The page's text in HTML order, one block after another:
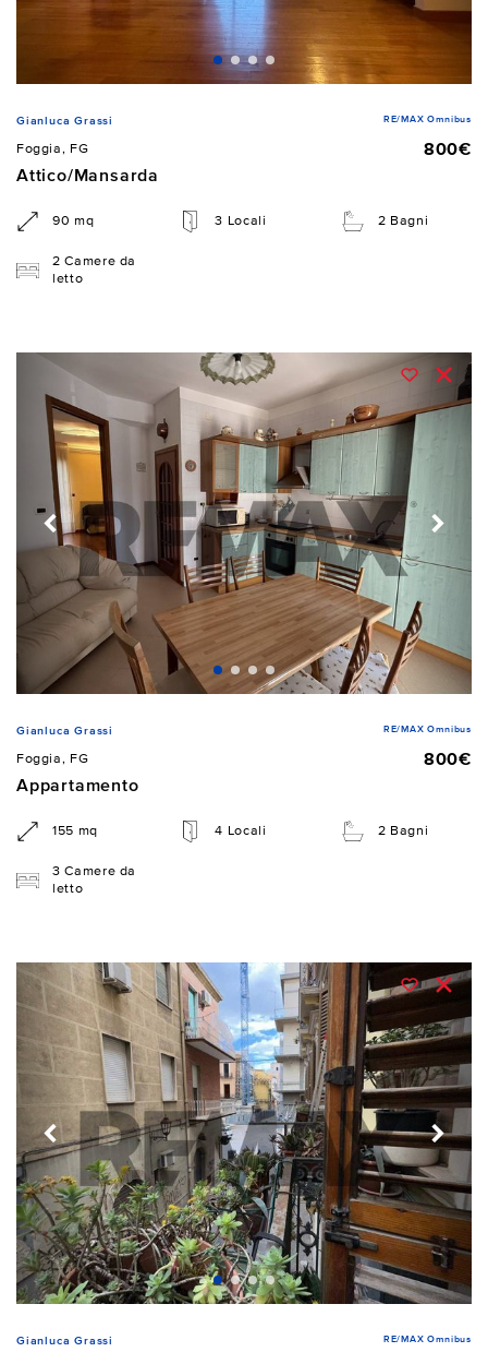
Gianluca Grassi RE/MAX Omnibus
Foggia, FG
800€
Attico/Mansarda
90 mq 3 Locali 2 Bagni
2 Camere da
letto
Gianluca Grassi RE/MAX Omnibus
Foggia, FG
800€
Appartamento
155 mq 4 Locali 2 Bagni
3 Camere da
letto
Gianluca Grassi RE/MAX Omnibus